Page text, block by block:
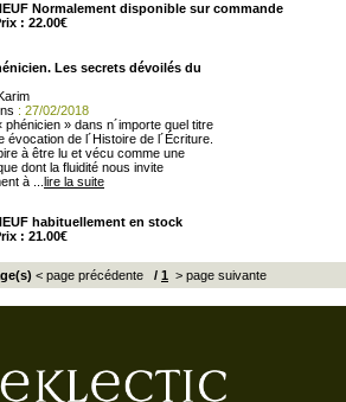
Normalement disponible sur commande
: 22.00€
Les secrets dévoilés du
: 27/02/2018
phénicien » dans n´importe quel titre
évocation de l´Histoire de l´Écriture.
à être lu et vécu comme une
dont la fluidité nous invite
à ... lire la suite
habituellement en stock
: 21.00€
< page précédente / 1 > page suivante